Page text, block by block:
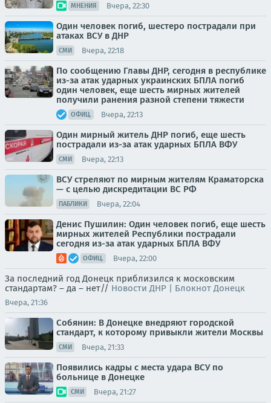
МНЕНИЯ Вчера, 22:30
Один человек погиб, шестеро пострадали при
атаках ВСУ в ДНР
СМИ Вчера, 22:18
По сообщению Главы ДНР, сегодня в республике
из-за атак ударных украинских БПЛА погиб
один человек, еще шесть мирных жителей
получили ранения разной степени тяжести
ОФИЦ. Вчера, 22:13
Один мирный житель ДНР погиб, еще шесть
пострадали из-за атак ударных БПЛА ВФУ
СМИ Вчера, 22:13
ВСУ стреляют по мирным жителям Краматорска
— с целью дискредитации ВС РФ
ПАБЛИКИ Вчера, 22:04
Денис Пушилин: Один человек погиб, еще шесть
мирных жителей Республики пострадали
сегодня из-за атак ударных БПЛА ВФУ
ОФИЦ. Вчера, 22:00
За последний год Донецк приблизился к московским
стандартам? – да – нет// Новости ДНР | Блокнот Донецк
Вчера, 21:36
Собянин: В Донецке внедряют городской
стандарт, к которому привыкли жители Москвы
СМИ Вчера, 21:33
Появились кадры с места удара ВСУ по
больнице в Донецке
СМИ Вчера, 21:27